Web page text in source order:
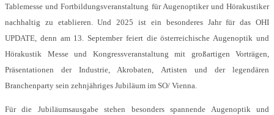
Tablemesse und Fortbildungsveranstaltung für Augenoptiker und Hörakustiker
nachhaltig zu etablieren. Und 2025 ist ein besonderes Jahr für das OHI
UPDATE, denn am 13. September feiert die österreichische Augenoptik und
Hörakustik Messe und Kongressveranstaltung mit großartigen Vorträgen,
Präsentationen der Industrie, Akrobaten, Artisten und der legendären
Branchenparty sein zehnjähriges Jubiläum im SO/ Vienna.
Für die Jubiläumsausgabe stehen besonders spannende Augenoptik und